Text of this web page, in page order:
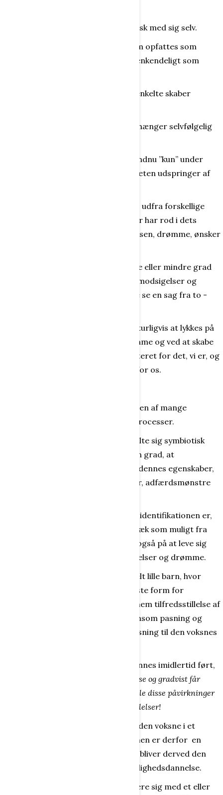
Personlig identitet er at være identisk med sig selv.
Med andre ord: identitet er det, som opfattes som
identisk med en selv og derfor er genkendeligt som
Alle har en livshistorie, der for den enkelte skaber
Den kan være kort eller lang. Det afhænger selvfølgelig
Måske er livshistorien hos et barn endnu ”kun” under
opbygning og udvikling, men identiteten udspringer af
Det enkelte menneske kan beskrives udfra forskellige
tilstande og funktioner og roller, der har rod i dets
værdier, holdninger, mål for tilværelsen, drømme, ønsker
Den personlige identitet kan i større eller mindre grad
rumme evnen til at kunne leve med modsigelser og
modsætninger, og dermed at kunne se en sag fra to -
Det enkelte menneskes ønske er naturligvis at lykkes på
sin måde, ved at realisere sine drømme og ved at skabe
sit eget liv. Vi ønsker at blive respekteret for det, vi er, og
for de værdier, som betyder noget for os.
- foregår i forbindelse med oplevelsen af mange
situationer, episoder, tilstande og processer.
På baggrund af disse lever den enkelte sig symbiotisk
helt ind i en anden person i en sådan grad, at
vedkommende nærmest overtager dennes egenskaber,
opfattelser, holdninger, synspunkter, adfærdsmønstre
Det første aspekt i forbindelse med identifikationen er,
at personen overtager så mange træk som muligt fra
den anden - men personen prøver også på at leve sig
helt ind i den andens handlinger, følelser og drømme.
Det andet aspekt handler om det helt lille barn, hvor
identifikationen sker under den første form for
tilknytning til en af forældrene gennem tilfredsstillelse af
behov, kærlighed, hvile, tryghed, nænsom pasning og
pleje osv. Der sker her også en tilpasning til den voksnes
Men den egentlige identifikation dannes imidlertid ført,
når barnet træder ud af denne symbiose og gradvist får
mulighed for og støtte til at relatere alle disse påvirkninger
til helt egne og personlige tanker og følelser!
Barnet knytter sig altid naturligt til den voksne i et
afhængighedsforhold. Identifikationen er derfor en
"Her er jeg, hvor er du?" proces, og bliver derved den
vigtigste faktor ved barnets personlighedsdannelse.
Barnet får identitet ved at identificere sig med et eller